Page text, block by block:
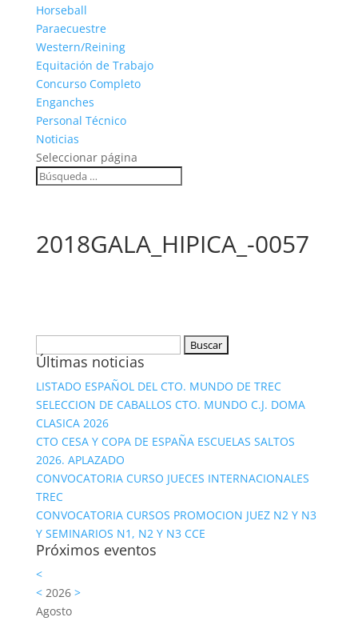
Horseball
Paraecuestre
Western/Reining
Equitación de Trabajo
Concurso Completo
Enganches
Personal Técnico
Noticias
Seleccionar página
2018GALA_HIPICA_-0057
Últimas noticias
LISTADO ESPAÑOL DEL CTO. MUNDO DE TREC
SELECCION DE CABALLOS CTO. MUNDO C.J. DOMA
CLASICA 2026
CTO CESA Y COPA DE ESPAÑA ESCUELAS SALTOS
2026. APLAZADO
CONVOCATORIA CURSO JUECES INTERNACIONALES
TREC
CONVOCATORIA CURSOS PROMOCION JUEZ N2 Y N3
Y SEMINARIOS N1, N2 Y N3 CCE
Próximos eventos
<
<2026 >
Agosto